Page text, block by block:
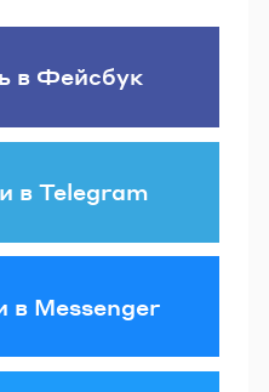
в Фейсбук
в Telegram
в Messenger